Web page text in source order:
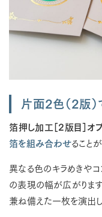
片面2色（2版
箔押し加工［2版目］オ
箔を組み合わせること
異なる色のキラめきやコ
の表現の幅が広がりま
兼ね備えた一枚を演出し